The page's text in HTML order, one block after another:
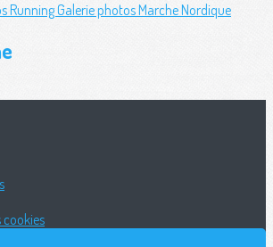
RunningGalerie photos Marche Nordique